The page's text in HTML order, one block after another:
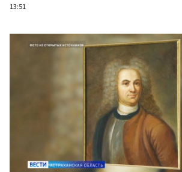
13:51